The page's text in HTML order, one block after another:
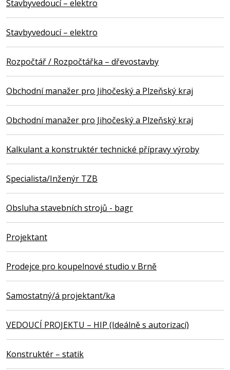
Stavbyvedoucí – elektro
Stavbyvedoucí – elektro
Rozpočtář / Rozpočtářka – dřevostavby
Obchodní manažer pro Jihočeský a Plzeňský kraj
Obchodní manažer pro Jihočeský a Plzeňský kraj
Kalkulant a konstruktér technické přípravy výroby
Specialista/Inženýr TZB
Obsluha stavebních strojů - bagr
Projektant
Prodejce pro koupelnové studio v Brně
Samostatný/á projektant/ka
VEDOUCÍ PROJEKTU – HIP (Ideálně s autorizací)
Konstruktér – statik